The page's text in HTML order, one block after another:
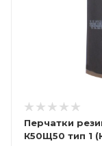
Перчатки
К50Щ50 тип 1